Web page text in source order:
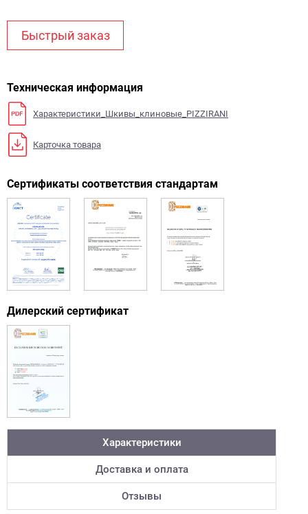
Быстрый заказ
Техническая информация
Характеристики_Шкивы_клиновые_PIZZIRANI
Карточка товара
Сертификаты соответствия стандартам
Дилерский сертификат
Характеристики
Доставка и оплата
Отзывы